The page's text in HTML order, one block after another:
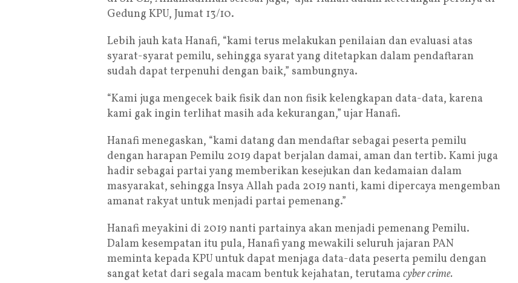
Gedung KPU, Jumat 13/10.
Lebih jauh kata Hanafi, “kami terus melakukan penilaian dan evaluasi atas
syarat-syarat pemilu, sehingga syarat yang ditetapkan dalam pendaftaran
sudah dapat terpenuhi dengan baik,” sambungnya.
“Kami juga mengecek baik fisik dan non fisik kelengkapan data-data, karena
kami gak ingin terlihat masih ada kekurangan,” ujar Hanafi.
Hanafi menegaskan, “kami datang dan mendaftar sebagai peserta pemilu
dengan harapan Pemilu 2019 dapat berjalan damai, aman dan tertib. Kami juga
hadir sebagai partai yang memberikan kesejukan dan kedamaian dalam
masyarakat, sehingga Insya Allah pada 2019 nanti, kami dipercaya mengemban
amanat rakyat untuk menjadi partai pemenang.”
Hanafi meyakini di 2019 nanti partainya akan menjadi pemenang Pemilu.
Dalam kesempatan itu pula, Hanafi yang mewakili seluruh jajaran PAN
meminta kepada KPU untuk dapat menjaga data-data peserta pemilu dengan
sangat ketat dari segala macam bentuk kejahatan, terutama cyber crime.